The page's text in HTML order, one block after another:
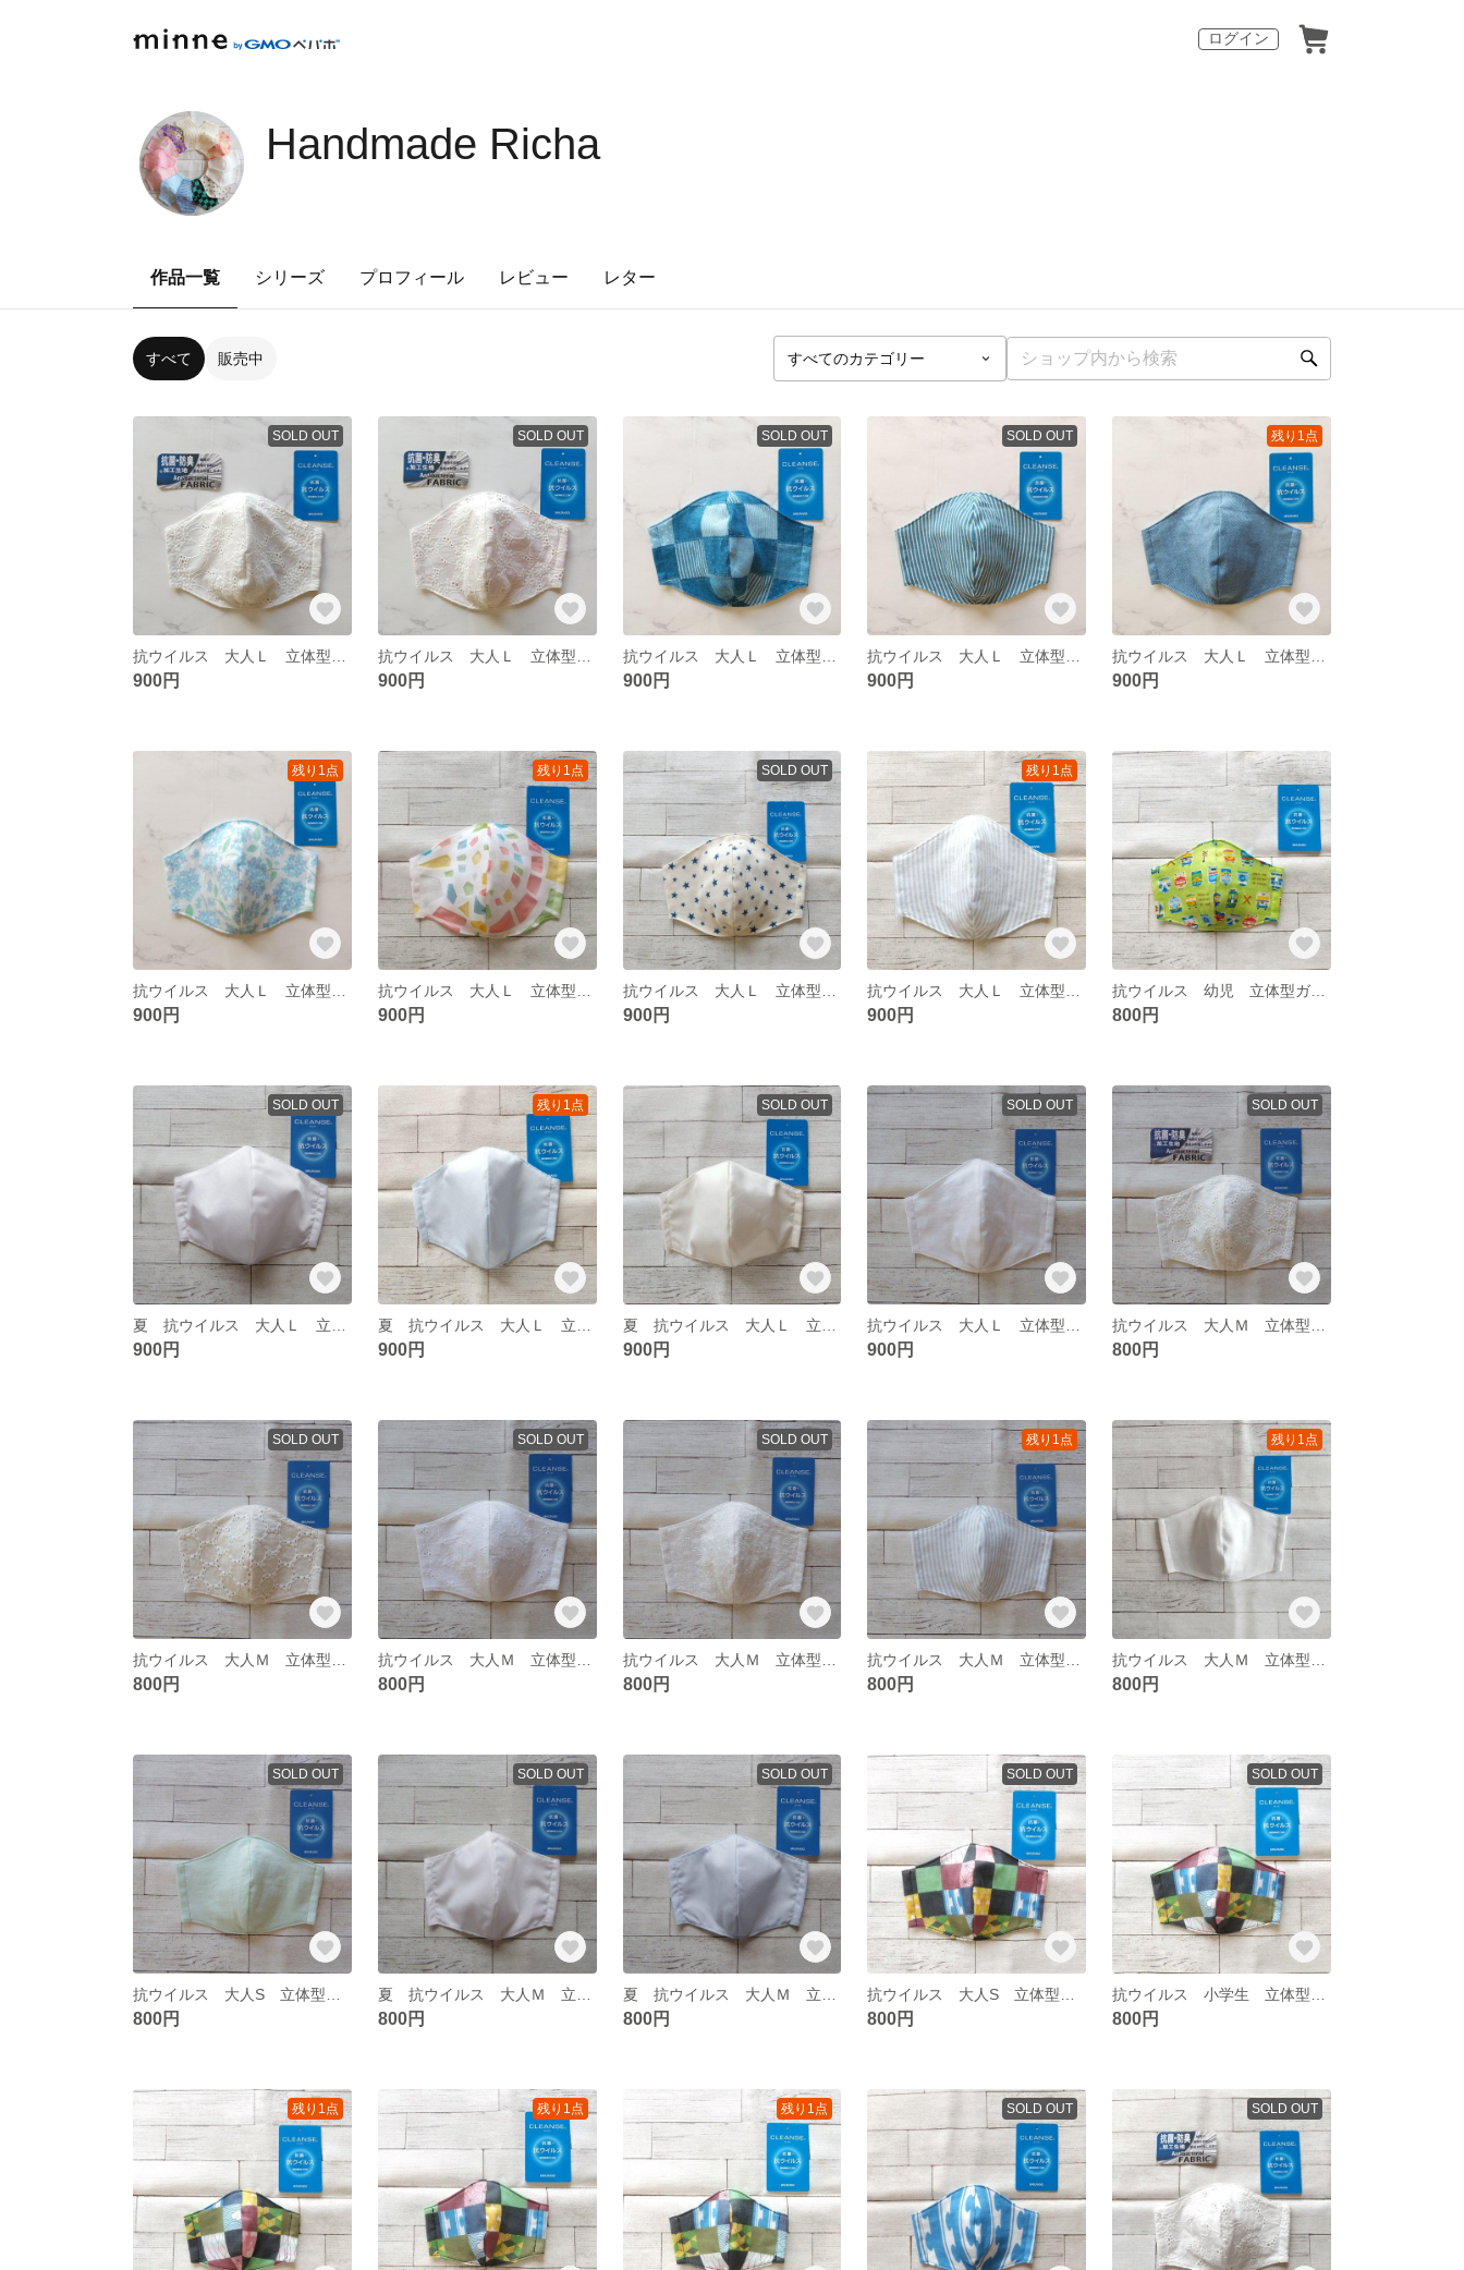
ログイン
Handmade Richa
作品一覧 シリーズ プロフィール レビュー レター
すべて 販売中
SOLD OUT
900円
SOLD OUT
900円
SOLD OUT
900円
SOLD OUT
900円
残り1点
900円
残り1点
900円
残り1点
900円
SOLD OUT
900円
残り1点
900円
抗ウイルス 幼児 立体型ガーゼマスク 36 37
800円
SOLD OUT
900円
残り1点
900円
SOLD OUT
900円
SOLD OUT
900円
SOLD OUT
800円
SOLD OUT
800円
SOLD OUT
800円
SOLD OUT
800円
残り1点
800円
残り1点
800円
SOLD OUT
800円
SOLD OUT
800円
SOLD OUT
800円
SOLD OUT
800円
SOLD OUT
800円
残り1点 残り1点 残り1点 SOLD OUT SOLD OUT